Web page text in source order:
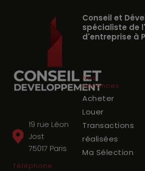
19 rue Léon
Jost
75017 Paris
Téléphone
Conseil et
spécialiste de
d'entreprise à
Nos
annonces
Acheter
Louer
Transactions
réalisées
Ma Sélection